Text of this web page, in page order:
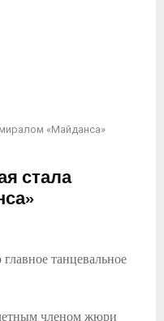
«Майданса»
стала
танцевальное
членом жюри